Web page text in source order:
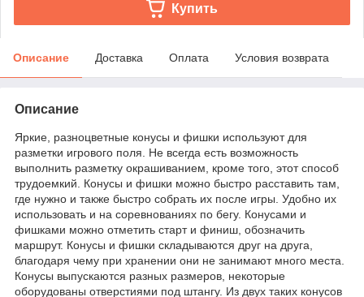
Купить
Описание Доставка Оплата Условия возврата
Описание
Яркие, разноцветные конусы и фишки используют для
разметки игрового поля. Не всегда есть возможность
выполнить разметку окрашиванием, кроме того, этот способ
трудоемкий. Конусы и фишки можно быстро расставить там,
где нужно и также быстро собрать их после игры. Удобно их
использовать и на соревнованиях по бегу. Конусами и
фишками можно отметить старт и финиш, обозначить
маршрут. Конусы и фишки складываются друг на друга,
благодаря чему при хранении они не занимают много места.
Конусы выпускаются разных размеров, некоторые
оборудованы отверстиями под штангу. Из двух таких конусов